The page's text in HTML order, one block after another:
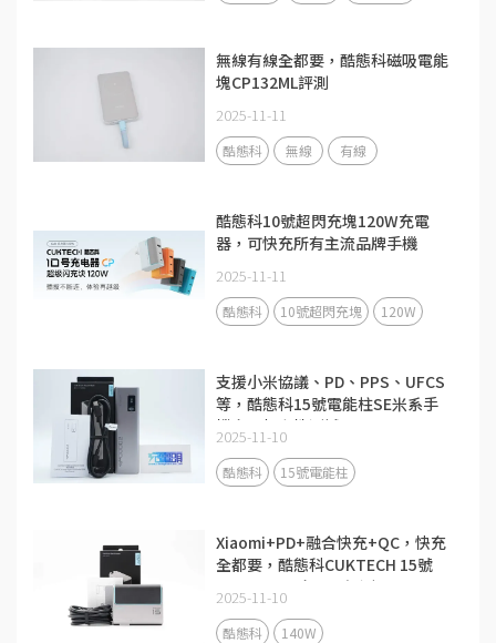
無線有線全都要，酷態科磁吸電能
塊CP132ML評測
2025-11-11
酷態科 無線 有線
酷態科10號超閃充塊120W充電
器，可快充所有主流品牌手機
2025-11-11
酷態科 10號超閃充塊 120W
支援小米協議、PD、PPS、UFCS
等，酷態科15號電能柱SE米系手
機充電相容性測試
2025-11-10
酷態科 15號電能柱
Xiaomi+PD+融合快充+QC，快充
全都要，酷態科CUKTECH 15號
140W 3C1A充電器評測
2025-11-10
酷態科 140W